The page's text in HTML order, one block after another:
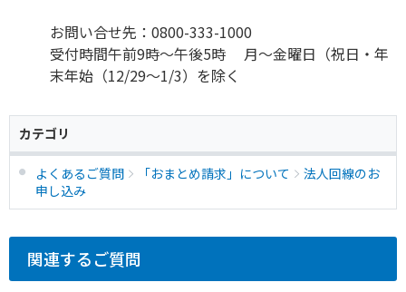
お問い合せ先：0800-333-1000
受付時間午前9時～午後5時 月～金曜日（祝日・年
末年始（12/29～1/3）を除く
カテゴリ
よくあるご質問 「おまとめ請求」について
法人回線のお
申し込み
関連するご質問